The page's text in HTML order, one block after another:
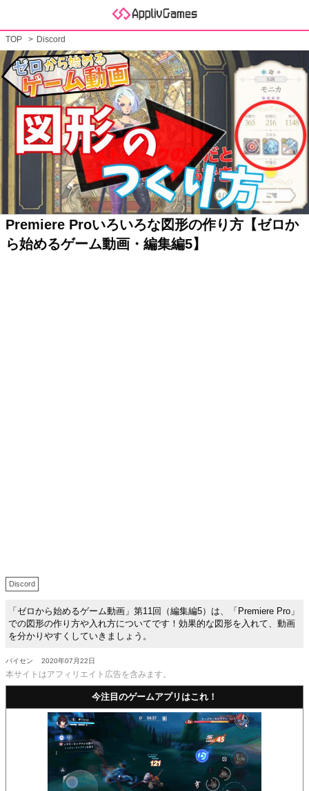
TOP Discord
Premiere Proいろいろな図形の作り方【ゼロか
ら始めるゲーム動画・編集編5】
Discord
「ゼロから始めるゲーム動画」第11回（編集編5）は、「Premiere Pro」
での図形の作り方や入れ方についてです！効果的な図形を入れて、動画
を分かりやすくしていきましょう。
パイセン 2020年07月22日
本サイトはアフィリエイト広告を含みます。
今注目のゲームアプリはこれ！